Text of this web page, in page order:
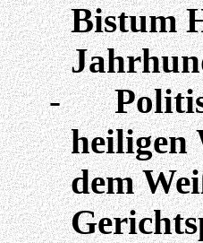
Bistum
-
heiligen
dem